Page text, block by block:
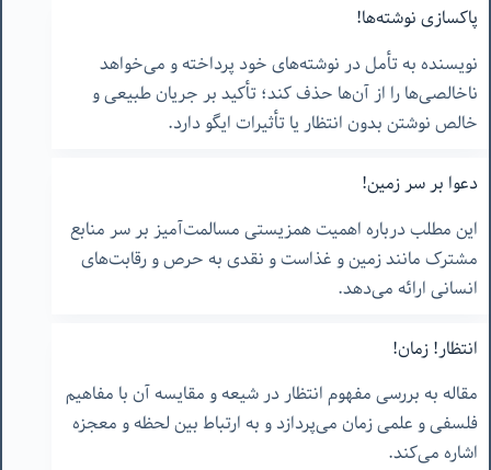
پاکسازی نوشته‌ها!
نویسنده به تأمل در نوشته‌های خود پرداخته و می‌خواهد
ناخالصی‌ها را از آن‌ها حذف کند؛ تأکید بر جریان طبیعی و
خالص نوشتن بدون انتظار یا تأثیرات ایگو دارد.
دعوا بر سر زمین!
این مطلب درباره اهمیت همزیستی مسالمت‌آمیز بر سر منابع
مشترک مانند زمین و غذاست و نقدی به حرص و رقابت‌های
انسانی ارائه می‌دهد.
انتظار! زمان!
مقاله به بررسی مفهوم انتظار در شیعه و مقایسه آن با مفاهیم
فلسفی و علمی زمان می‌پردازد و به ارتباط بین لحظه و معجزه
اشاره می‌کند.